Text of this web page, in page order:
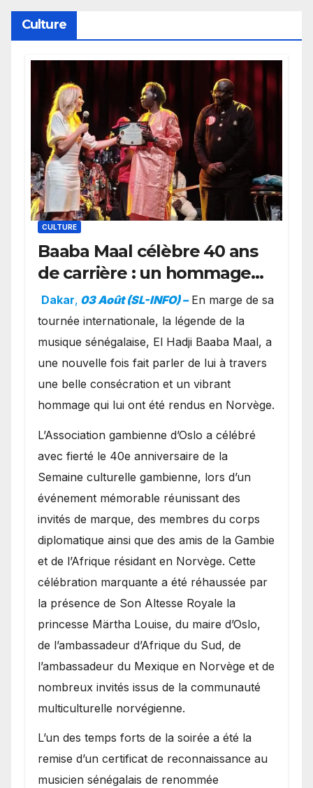
Culture
CULTURE
Baaba Maal célèbre 40 ans
de carrière : un hommage
exceptionnel à Oslo en
présence de la famille
royale.
Dakar, 03 Août (SL-INFO) – ​En marge de sa
tournée internationale, la légende de la
musique sénégalaise, El Hadji Baaba Maal, a
une nouvelle fois fait parler de lui à travers
une belle consécration et un vibrant
hommage qui lui ont été rendus en Norvège.
​L’Association gambienne d’Oslo a célébré
avec fierté le 40e anniversaire de la
Semaine culturelle gambienne, lors d’un
événement mémorable réunissant des
invités de marque, des membres du corps
diplomatique ainsi que des amis de la Gambie
et de l’Afrique résidant en Norvège. Cette
célébration marquante a été réhaussée par
la présence de Son Altesse Royale la
princesse Märtha Louise, du maire d’Oslo,
de l’ambassadeur d’Afrique du Sud, de
l’ambassadeur du Mexique en Norvège et de
nombreux invités issus de la communauté
multiculturelle norvégienne.
​L’un des temps forts de la soirée a été la
remise d’un certificat de reconnaissance au
musicien sénégalais de renommée